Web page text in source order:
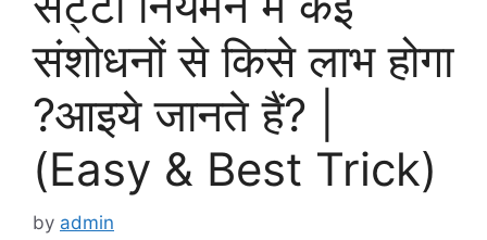
संशोधनों से किसे लाभ होगा
?आइये जानते हैं? |
(Easy & Best Trick)
by admin